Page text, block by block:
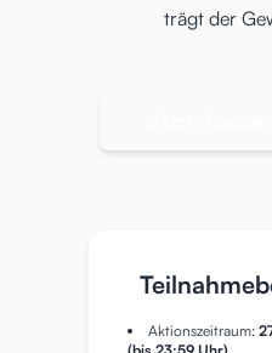
trägt der
Aktionszeitraum: